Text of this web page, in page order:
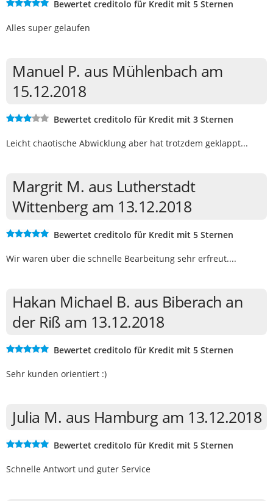
Bewertet creditolo für Kredit mit 5 Sternen
Alles super gelaufen
Manuel P. aus Mühlenbach am
15.12.2018
Bewertet creditolo für Kredit mit 3 Sternen
Leicht chaotische Abwicklung aber hat trotzdem geklappt...
Margrit M. aus Lutherstadt
Wittenberg am 13.12.2018
Bewertet creditolo für Kredit mit 5 Sternen
Wir waren über die schnelle Bearbeitung sehr erfreut....
Hakan Michael B. aus Biberach an
der Riß am 13.12.2018
Bewertet creditolo für Kredit mit 5 Sternen
Sehr kunden orientiert :)
Julia M. aus Hamburg am 13.12.2018
Bewertet creditolo für Kredit mit 5 Sternen
Schnelle Antwort und guter Service